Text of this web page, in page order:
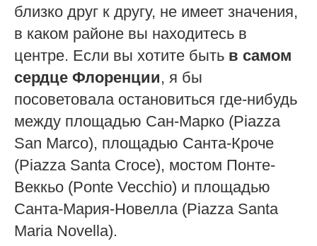
близко друг к другу, не имеет значения,
в каком районе вы находитесь в
центре. Если вы хотите быть в самом
сердце Флоренции, я бы
посоветовала остановиться где-нибудь
между площадью Сан-Марко (Piazza
San Marco), площадью Санта-Кроче
(Piazza Santa Croce), мостом Понте-
Веккьо (Ponte Vecchio) и площадью
Санта-Мария-Новелла (Piazza Santa
Maria Novella).